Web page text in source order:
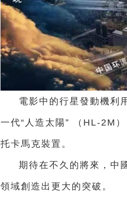
電影中的行星發動機利
一代“人造太陽” （HL-2M）
托卡馬克裝置。
期待在不久的將來， 中
領域創造出更大的突破。